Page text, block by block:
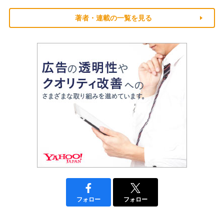
著者・連載の一覧を見る
フォロー フォロー